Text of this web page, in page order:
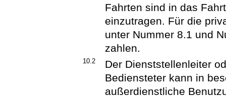
Fahrten sind in das
einzutragen. Für die
unter Nummer 8.1 und
zahlen.
10.2
Der Dienststellenleiter
Bediensteter kann in
außerdienstliche